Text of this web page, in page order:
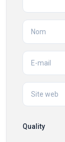
Quality